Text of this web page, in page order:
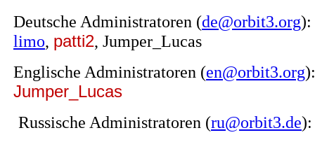
Deutsche Administratoren (de@orbit3.org):
limo, patti2, Jumper_Lucas
Englische Administratoren (en@orbit3.org
Jumper_Lucas
Russische Administratoren (ru@orbit3.de